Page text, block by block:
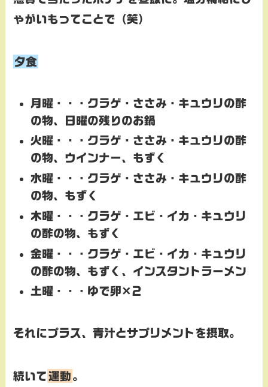
ゃがいもってことで（笑）
夕食
月曜・・・クラゲ・ささみ・キュウリの酢
の物、日曜の残りのお鍋
火曜・・・クラゲ・ささみ・キュウリの酢
の物、ウインナー、もずく
水曜・・・ クラゲ・ささみ・キュウリの酢
の物、もずく
木曜・・・ クラゲ・エビ・イカ・キュウリ
の酢の物、もずく
金曜・・・ クラゲ・エビ・イカ・キュウリ
の酢の物、もずく、インスタントラーメン
土曜・・・ゆで卵✕２
それにプラス、青汁とサプリメントを摂取。
続いて 運動 。